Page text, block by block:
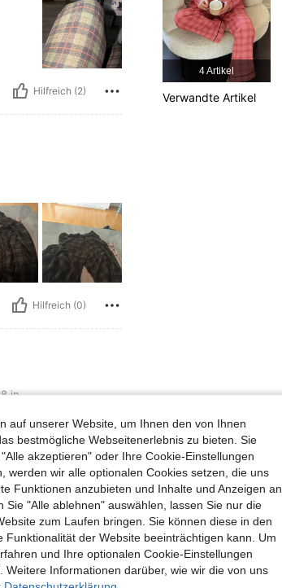
Hilfreich (2)
Hilfreich (0)
in, Hüften: 80 cm / 31 in, Farbe: Pink, Größe: S
in
Hilfreich (0)
4,90
4,90
4 Artikel
Verwandte Artikel
auf unserer Website, um Ihnen den von Ihnen
bestmögliche Webseitenerlebnis zu bieten. Sie
akzeptieren" oder Ihre Cookie-Einstellungen
werden wir alle optionalen Cookies setzen, die uns
Funktionen anzubieten und Inhalte und Anzeigen an
"Alle ablehnen" auswählen, lassen Sie nur die
zum Laufen bringen. Sie können diese in den
der Website beeinträchtigen kann. Um
und Ihre optionalen Cookie-Einstellungen
Informationen darüber, wie wir die von uns